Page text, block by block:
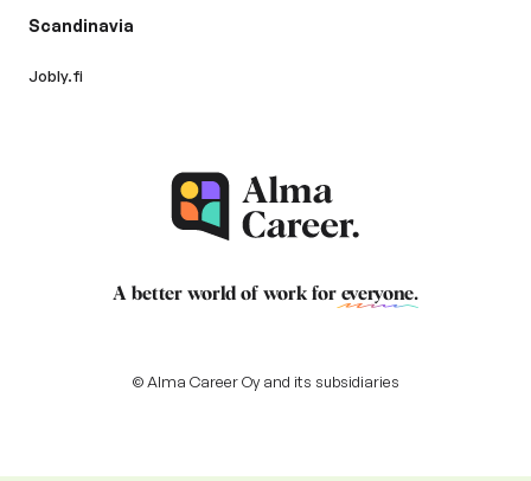
Scandinavia
Jobly.fi
A better world of work for everyone.
© Alma Career Oy and its subsidiaries